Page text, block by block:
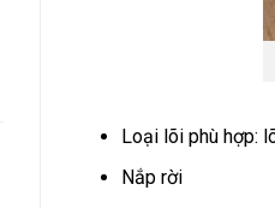
Loại lõi phù hợp:
Nắp rời